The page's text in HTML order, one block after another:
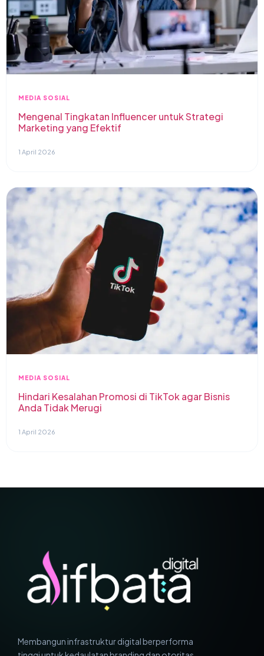
MEDIA SOSIAL
Mengenal Tingkatan Influencer untuk Strategi
Marketing yang Efektif
1 April 2026
MEDIA SOSIAL
Hindari Kesalahan Promosi di TikTok agar Bisnis
Anda Tidak Merugi
1 April 2026
Membangun infrastruktur digital berperforma